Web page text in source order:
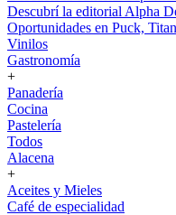
Descubrí la editorial Alpha
Oportunidades en Puck,
Vinilos
Gastronomía
+
Panadería
Cocina
Pastelería
Todos
Alacena
+
Aceites y Mieles
Café de especialidad